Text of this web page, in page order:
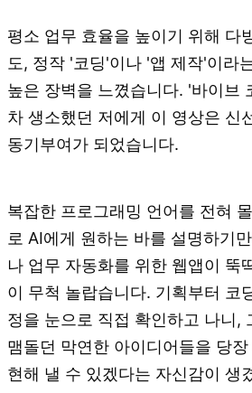
평소 업무 효율을 높이기 위해 다
도, 정작 '코딩'이나 '앱 제작'이라
높은 장벽을 느꼈습니다. '바이브
차 생소했던 저에게 이 영상은 신
동기부여가 되었습니다.
복잡한 프로그래밍 언어를 전혀
로 AI에게 원하는 바를 설명하기
나 업무 자동화를 위한 웹앱이 뚝
이 무척 놀랍습니다. 기획부터 코
정을 눈으로 직접 확인하고 나니,
맴돌던 막연한 아이디어들을 당
현해 낼 수 있겠다는 자신감이 생